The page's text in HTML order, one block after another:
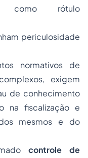
como rótulo
periculosidade
normativos de
exigem
de conhecimento
na fiscalização e
mesmos e do
controle de